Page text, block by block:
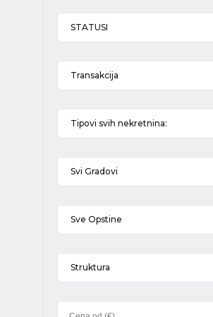
STATUSI
Transakcija
Tipovi svih nekretnina:
Svi Gradovi
Sve Opstine
Struktura